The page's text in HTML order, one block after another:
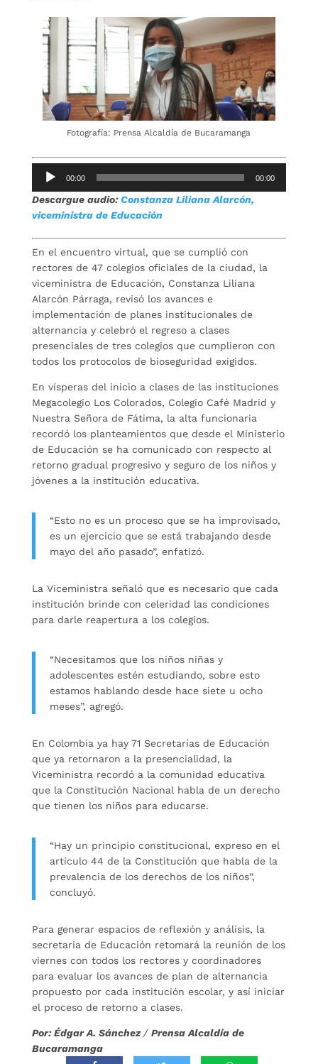
Fotografía: Prensa Alcaldía de Bucaramanga
Reproductor
audio
00:00 00:00
Descargue audio:Constanza Liliana Alarcón,
viceministra de Educación
En el encuentro virtual, que se cumplió con
rectores de 47 colegios oficiales de la ciudad, la
viceministra de Educación, Constanza Liliana
Alarcón Párraga, revisó los avances e
implementación de planes institucionales de
alternancia y celebró el regreso a clases
presenciales de tres colegios que cumplieron con
todos los protocolos de bioseguridad exigidos.
En vísperas del inicio a clases de las instituciones
Megacolegio Los Colorados, Colegio Café Madrid y
Nuestra Señora de Fátima, la alta funcionaria
recordó los planteamientos que desde el Ministerio
de Educación se ha comunicado con respecto al
retorno gradual progresivo y seguro de los niños y
jóvenes a la institución educativa.
“Esto no es un proceso que se ha improvisado,
es un ejercicio que se está trabajando desde
mayo del año pasado”, enfatizó.
La Viceministra señaló que es necesario que cada
institución brinde con celeridad las condiciones
para darle reapertura a los colegios.
“Necesitamos que los niños niñas y
adolescentes estén estudiando, sobre esto
estamos hablando desde hace siete u ocho
meses”, agregó.
En Colombia ya hay 71 Secretarías de Educación
que ya retornaron a la presencialidad, la
Viceministra recordó a la comunidad educativa
que la Constitución Nacional habla de un derecho
que tienen los niños para educarse.
“Hay un principio constitucional, expreso en el
artículo 44 de la Constitución que habla de la
prevalencia de los derechos de los niños”,
concluyó.
Para generar espacios de reflexión y análisis, la
secretaria de Educación retomará la reunión de los
viernes con todos los rectores y coordinadores
para evaluar los avances de plan de alternancia
propuesto por cada institución escolar, y así iniciar
el proceso de retorno a clases.
Por: Édgar A. Sánchez/ Prensa Alcaldía de
Bucaramanga